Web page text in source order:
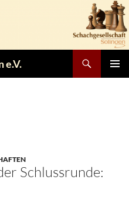
e.V.
Schlussrunde: